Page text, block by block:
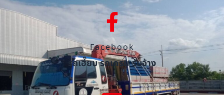
Facebook
รถเฮี๊ยบ รถเครน รับจ้าง